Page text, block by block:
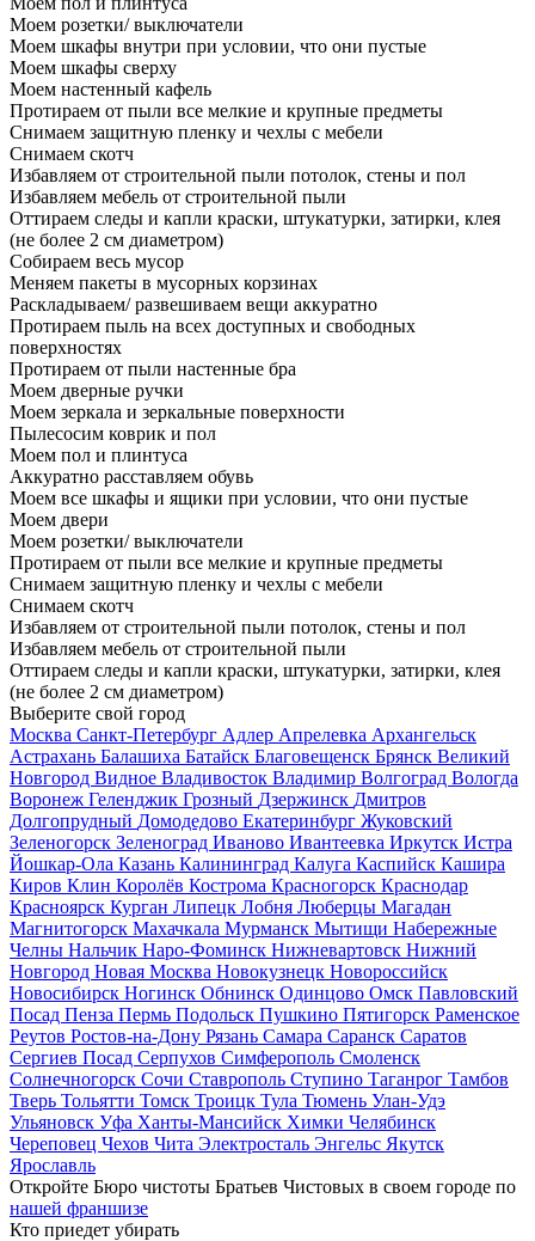
Моем розетки/ выключатели
Моем шкафы внутри при условии, что они пустые
Моем шкафы сверху
Моем настенный кафель
Протираем от пыли все мелкие и крупные предметы
Снимаем защитную пленку и чехлы с мебели
Снимаем скотч
Избавляем от строительной пыли потолок, стены и пол
Избавляем мебель от строительной пыли
Оттираем следы и капли краски, штукатурки, затирки, клея
(не более 2 см диаметром)
Собираем весь мусор
Меняем пакеты в мусорных корзинах
Раскладываем/ развешиваем вещи аккуратно
Протираем пыль на всех доступных и свободных
поверхностях
Протираем от пыли настенные бра
Моем дверные ручки
Моем зеркала и зеркальные поверхности
Пылесосим коврик и пол
Моем пол и плинтуса
Аккуратно расставляем обувь
Моем все шкафы и ящики при условии, что они пустые
Моем двери
Моем розетки/ выключатели
Протираем от пыли все мелкие и крупные предметы
Снимаем защитную пленку и чехлы с мебели
Снимаем скотч
Избавляем от строительной пыли потолок, стены и пол
Избавляем мебель от строительной пыли
Оттираем следы и капли краски, штукатурки, затирки, клея
(не более 2 см диаметром)
Выберите свой город
Москва Санкт-Петербург Адлер Апрелевка Архангельск
Астрахань Балашиха Батайск Благовещенск Брянск Великий
Новгород Видное Владивосток Владимир Волгоград Вологда
Воронеж Геленджик Грозный Дзержинск Дмитров
Долгопрудный Домодедово Екатеринбург Жуковский
Зеленогорск Зеленоград Иваново Ивантеевка Иркутск Истра
Йошкар-Ола Казань Калининград Калуга Каспийск Кашира
Киров Клин Королёв Кострома Красногорск Краснодар
Красноярск Курган Липецк Лобня Люберцы Магадан
Магнитогорск Махачкала Мурманск Мытищи Набережные
Челны Нальчик Наро-Фоминск Нижневартовск Нижний
Новгород Новая Москва Новокузнецк Новороссийск
Новосибирск Ногинск Обнинск Одинцово Омск Павловский
Посад Пенза Пермь Подольск Пушкино Пятигорск Раменское
Реутов Ростов-на-Дону Рязань Самара Саранск Саратов
Сергиев Посад Серпухов Симферополь Смоленск
Солнечногорск Сочи Ставрополь Ступино Таганрог Тамбов
Тверь Тольятти Томск Троицк Тула Тюмень Улан-Удэ
Ульяновск Уфа Ханты-Мансийск Химки Челябинск
Череповец Чехов Чита Электросталь Энгельс Якутск
Ярославль
Откройте Бюро чистоты Братьев Чистовых в своем городе по
нашей франшизе
Кто приедет убирать